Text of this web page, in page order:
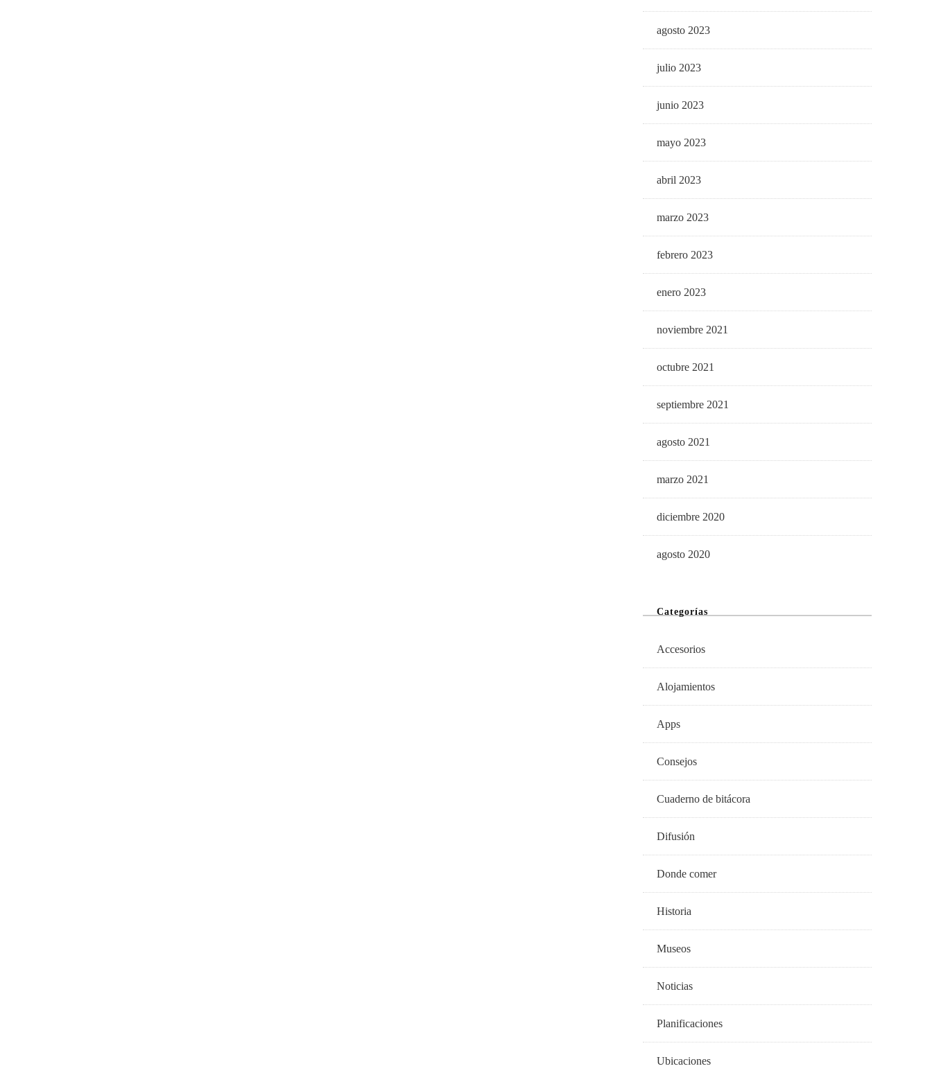
agosto 2023
julio 2023
junio 2023
mayo 2023
abril 2023
marzo 2023
febrero 2023
enero 2023
noviembre 2021
octubre 2021
septiembre 2021
agosto 2021
marzo 2021
diciembre 2020
agosto 2020
Categorías
Accesorios
Alojamientos
Apps
Consejos
Cuaderno de bitácora
Difusión
Donde comer
Historia
Museos
Noticias
Planificaciones
Ubicaciones